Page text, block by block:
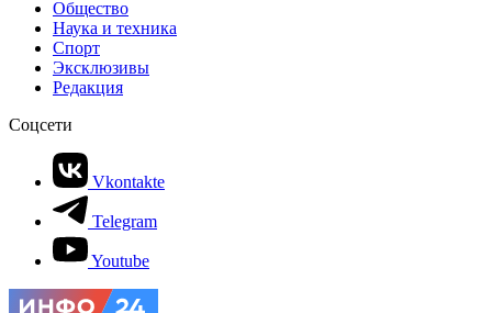
Общество
Наука и техника
Спорт
Эксклюзивы
Редакция
Соцсети
Vkontakte
Telegram
Youtube